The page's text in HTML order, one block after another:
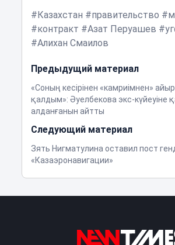
Казахстан
правительство
контракт
Азат Перуашев
Алихан Смаилов
Предыдущий материал
«Соның кесірінен «камриімнен»
қалдым»: Әуелбекова экс-күйеуіне
алданғанын айтты
Следующий материал
Зять Нигматулина оставил пост
«Казаэронавигации»